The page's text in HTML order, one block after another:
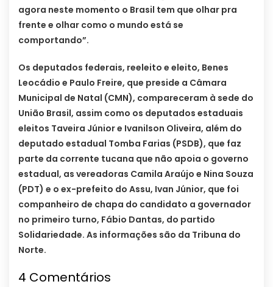
agora neste momento o Brasil tem que olhar pra
frente e olhar como o mundo está se
comportando”.
Os deputados federais, reeleito e eleito, Benes
Leocádio e Paulo Freire, que preside a Câmara
Municipal de Natal (CMN), compareceram à sede do
União Brasil, assim como os deputados estaduais
eleitos Taveira Júnior e Ivanilson Oliveira, além do
deputado estadual Tomba Farias (PSDB), que faz
parte da corrente tucana que não apoia o governo
estadual, as vereadoras Camila Araújo e Nina Souza
(PDT) e o ex-prefeito do Assu, Ivan Júnior, que foi
companheiro de chapa do candidato a governador
no primeiro turno, Fábio Dantas, do partido
Solidariedade. As informações são da Tribuna do
Norte.
4 Comentários